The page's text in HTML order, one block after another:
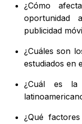
¿Cómo
oportunidad
publicidad
¿Cuáles son
estudiados en
¿Cuál es
¿Qué